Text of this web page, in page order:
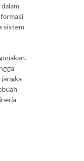
sistem